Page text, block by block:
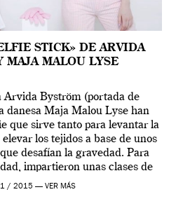
STICK» DE ARVIDA
MAJA MALOU LYSE
Arvida Byström (portada de
danesa Maja Malou Lyse han
que sirve tanto para levantar la
los tejidos a base de unos
desafían la gravedad. Para
impartieron unas clases de
en el Tate […]
/ 2015 — VER MÁS